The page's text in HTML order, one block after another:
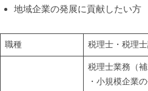
地域企業の発展に貢献したい方
職種 税理士・税理
税理士業務（補
・小規模企業